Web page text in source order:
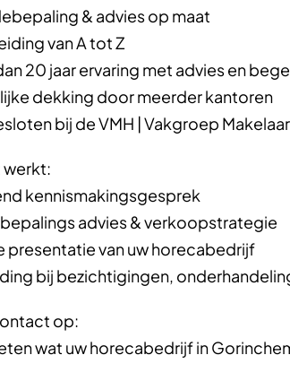
& advies op maat
van A tot Z
20 jaar ervaring met advies en
dekking door meerder kantoren
bij de VMH | Vakgroep
werkt:
kennismakingsgesprek
advies & verkoopstrategie
presentatie van uw horecabedrijf
bij bezichtigingen,
op:
wat uw horecabedrijf in